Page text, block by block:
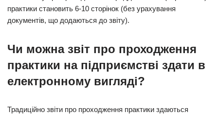
практики становить 6-10 сторінок (без урахування
документів, що додаються до звіту).
Чи можна звіт про проходження
практики на підприємстві здати в
електронному вигляді?
Традиційно звіти про проходження практики здаються